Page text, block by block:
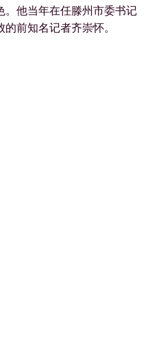
。他当年在任滕州市委书记
前知名记者齐崇怀。